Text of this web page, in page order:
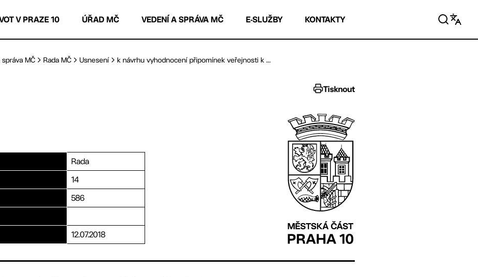
V PRAZE 10 ÚŘAD MČ VEDENÍ A SPRÁVA MČ E-SLUŽBY KONTAKTY
MČ Rada MČ Usnesení k návrhu vyhodnocení připomínek veřejnosti k ...
Tisknout
Rada
14
586
12.07.2018